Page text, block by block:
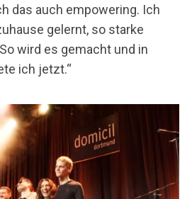
das auch empowering. Ich
gelernt, so starke
wird es gemacht und in
ich jetzt.“